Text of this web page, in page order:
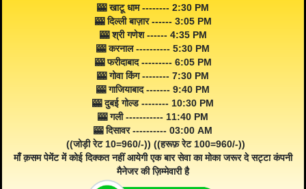
🎰 खाटू धाम -------- 2:30 PM
🎰 दिल्ली बाज़ार ------ 3:05 PM
🎰 श्री गणेश ------ 4:35 PM
🎰 करनाल ---------- 5:30 PM
🎰 फरीदाबाद --------- 6:05 PM
🎰 गोवा किंग -------- 7:30 PM
🎰 गाजियाबाद ------- 9:40 PM
🎰 दुबई गोल्ड -------- 10:30 PM
🎰 गली ----------- 11:40 PM
🎰 दिसावर ---------- 03:00 AM
((जोड़ी रेट 10=960/-)) ((हरूफ़ रेट 100=960/-))
माँ क़सम पेमेंट में कोई दिक्कत नहीं आयेगी एक बार सेवा का मोका जरूर दे सट्टा कंपनी
मैनेजर की ज़िम्मेवारी है